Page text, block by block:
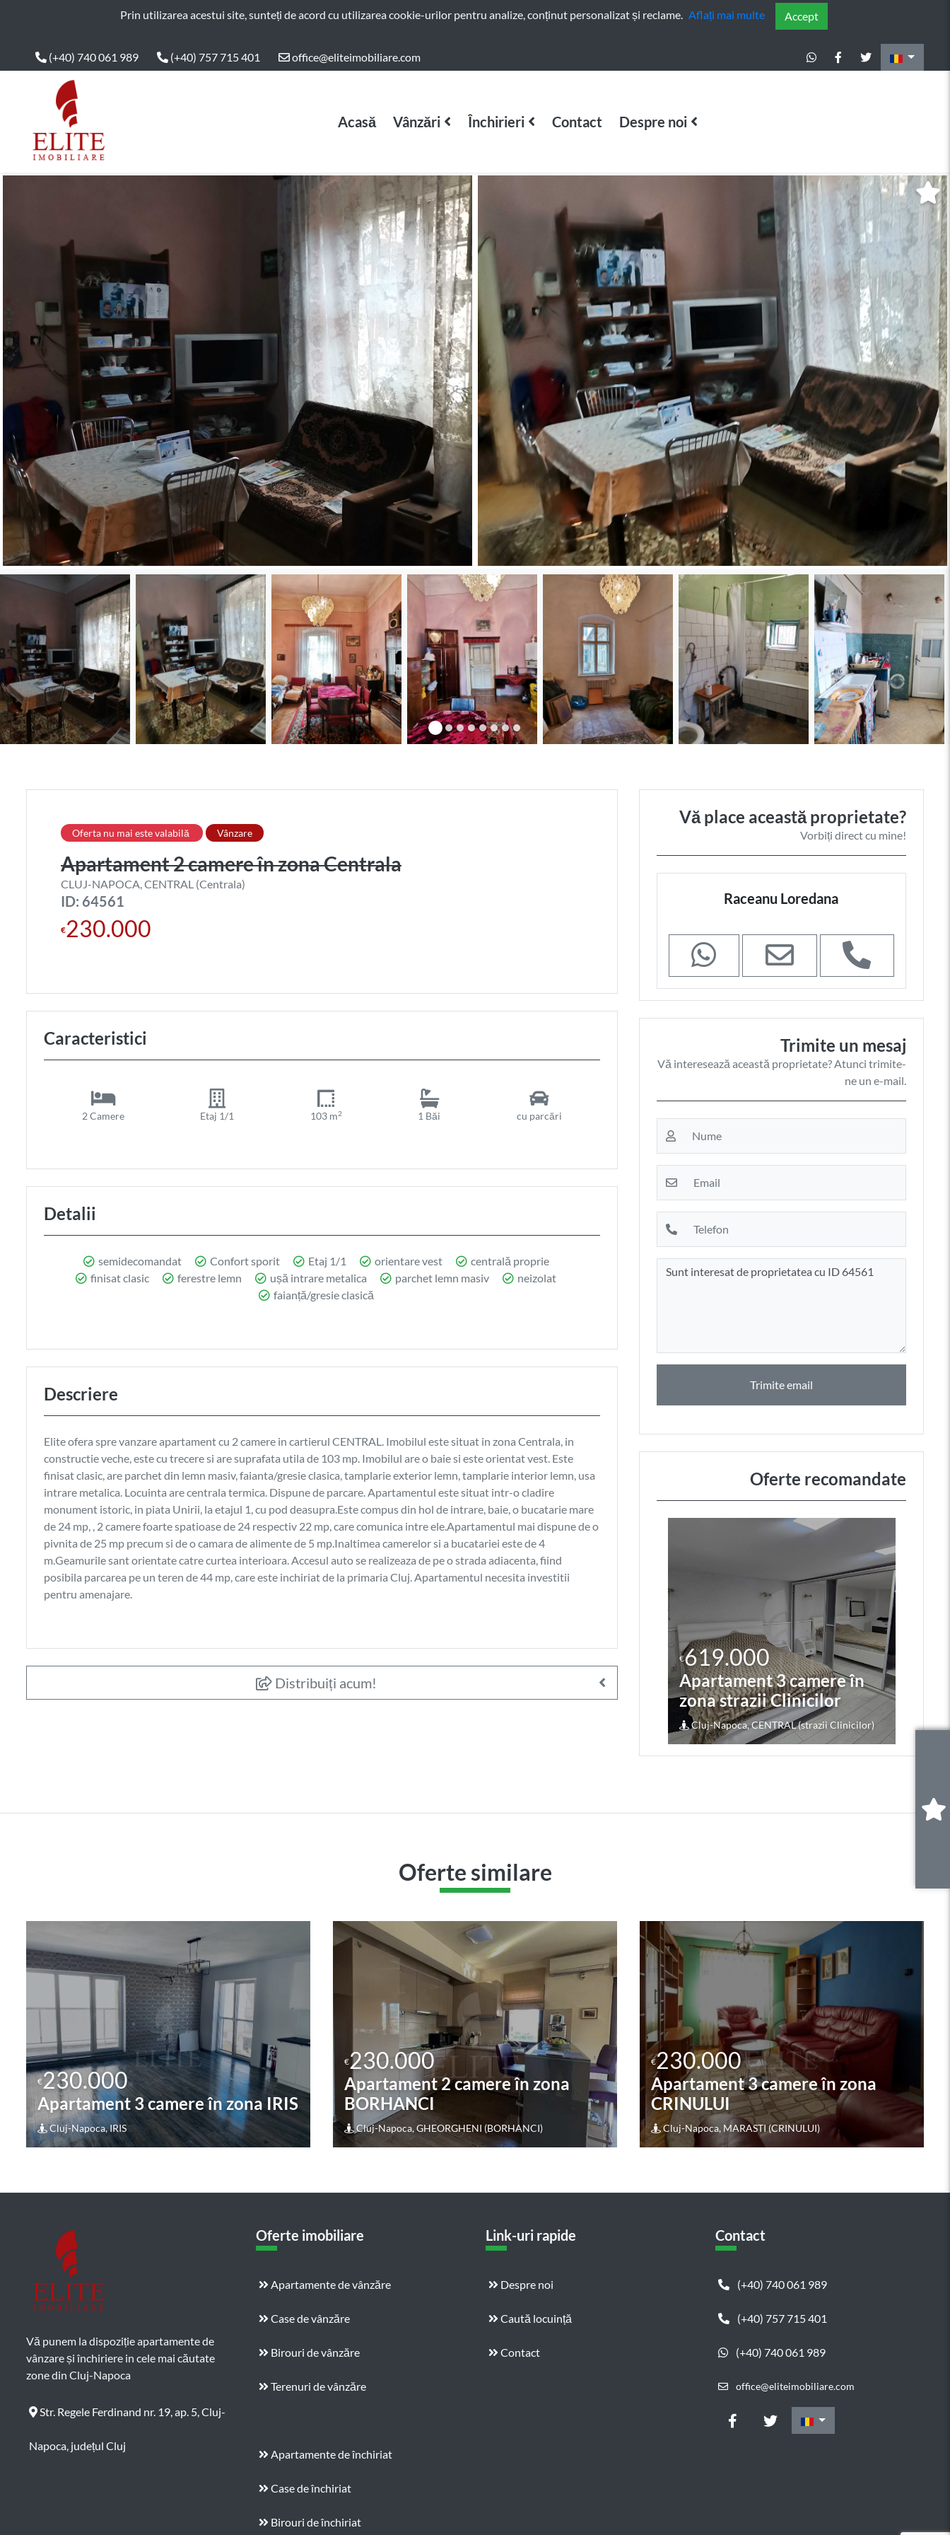
ELITE IMOBILIAREPrin utilizarea acestui site, sunteți de acord cu utilizarea cookie-urilor pentru analize, conținut personalizat și reclame. Aflați mai multe Accept
(+40) 740 061 989 (+40) 757 715 401 office@eliteimobiliare.com
Main Nav Acasă Vânzări Închirieri Contact Despre noi
Oferta nu mai este valabilă Vânzare
Apartament 2 camere în zona Centrala
CLUJ-NAPOCA, CENTRAL (Centrala)
ID: 64561
€230.000
Caracteristici
2 Camere Etaj 1/1 103 m2 1 Băi cu parcări
Detalii
semidecomandat Confort sporit Etaj 1/1 orientare vest
centrală proprie
finisat clasic
ferestre lemn ușă intrare metalica parchet lemn masiv
neizolat
faianță/gresie clasică
Descriere
Elite ofera spre vanzare apartament cu 2 camere in cartierul CENTRAL. Imobilul este situat in zona Centrala, in
constructie veche, este cu trecere si are suprafata utila de 103 mp. Imobilul are o baie si este orientat vest. Este
finisat clasic, are parchet din lemn masiv, faianta/gresie clasica, tamplarie exterior lemn, tamplarie interior lemn, usa
intrare metalica. Locuinta are centrala termica. Dispune de parcare. Apartamentul este situat intr-o cladire
monument istoric, in piata Unirii, la etajul 1, cu pod deasupra.Este compus din hol de intrare, baie, o bucatarie mare
de 24 mp, , 2 camere foarte spatioase de 24 respectiv 22 mp, care comunica intre ele.Apartamentul mai dispune de o
pivnita de 25 mp precum si de o camara de alimente de 5 mp.Inaltimea camerelor si a bucatariei este de 4
m.Geamurile sant orientate catre curtea interioara. Accesul auto se realizeaza de pe o strada adiacenta, fiind
posibila parcarea pe un teren de 44 mp, care este inchiriat de la primaria Cluj. Apartamentul necesita investitii
pentru amenajare.
Distribuiți acum!
Vă place această proprietate?
Vorbiți direct cu mine!
Raceanu Loredana
Trimite un mesaj
Vă interesează această proprietate? Atunci trimite-
ne un e-mail.
Trimite email
Oferte recomandate
619.000
Apartament 3 camere în
zona strazii Clinicilor
214.000
Apartament 3 camere în
zona Piata Ira
€619.000
Apartament 3 camere în
zona strazii Clinicilor
Cluj-Napoca, CENTRAL (strazii Clinicilor)
Oferte similare
€230.000
Apartament 2 camere în zona
BORHANCI
Cluj-Napoca, GHEORGHENI (BORHANCI)
€230.000
Apartament 3 camere în zona
CRINULUI
Cluj-Napoca, MARASTI (CRINULUI)
€230.000
Apartament 4 camere în zona
GRUIA
Cluj-Napoca, GRUIA
Vă punem la dispoziție apartamente de
vânzare și închiriere in cele mai căutate
zone din Cluj-Napoca
Str. Regele Ferdinand nr. 19, ap. 5, Cluj-
Napoca, județul Cluj
Oferte imobiliare
Apartamente de vânzăre
Case de vânzăre
Birouri de vânzăre
Terenuri de vânzăre
Apartamente de închiriat
Case de închiriat
Birouri de închiriat
Link-uri rapide
Despre noi
Caută locuință
Contact
Contact
(+40) 740 061 989
(+40) 757 715 401
(+40) 740 061 989
office@eliteimobiliare.com